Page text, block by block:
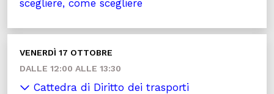
scegliere, come scegliere
VENERDÌ 17 OTTOBRE
DALLE 12:00 ALLE 13:30
Cattedra di Diritto dei trasporti